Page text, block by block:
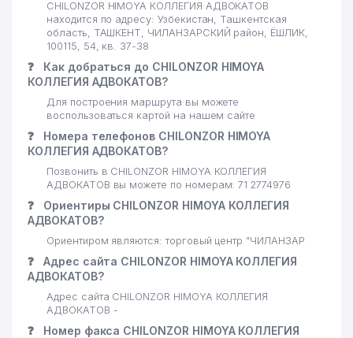
25
АВТОМОБИЛЬНЫХ
ПЕРЕВОЗЧИКОВ УЗБЕКИСТАНА
913 м
26
ТАШКЕНТА
936 м
27 ALTOMEDSERVIS ООО
28
УЗБЕКИНВЕСТ АССИСТАНС
СЕРВИСНОЕ АГЕНТСТВО
969 м
29
КАДАСТРОВОЕ АГЕНТСТВО
НАЛОГОВОМ КОМИТЕТЕ
РЕСПУБЛИКИ УЗБЕКИСТАН
995 м
CHILONZOR HIMOYA КОЛЛЕГИЯ АДВОКАТОВ
находится по адресу: Узбекистан, Ташкентская
область, ТАШКЕНТ, ЧИЛАНЗАРСКИЙ район, ЁШЛИК,
100115, 54, кв. 37-38
❓
Как добраться до CHILONZOR HIMOYA
КОЛЛЕГИЯ АДВОКАТОВ?
Для построения маршрута вы можете
воспользоваться картой на нашем сайте
❓
Номера телефонов CHILONZOR HIMOYA
КОЛЛЕГИЯ АДВОКАТОВ?
Позвонить в CHILONZOR HIMOYA КОЛЛЕГИЯ
АДВОКАТОВ вы можете по номерам: 71 2774976
❓
Ориентиры CHILONZOR HIMOYA КОЛЛЕГИЯ
АДВОКАТОВ?
Ориентиром являются: торговый центр "ЧИЛАНЗАР
❓
Адрес сайта CHILONZOR HIMOYA КОЛЛЕГИЯ
АДВОКАТОВ?
Адрес сайта CHILONZOR HIMOYA КОЛЛЕГИЯ
АДВОКАТОВ -
❓
Номер факса CHILONZOR HIMOYA КОЛЛЕГИЯ